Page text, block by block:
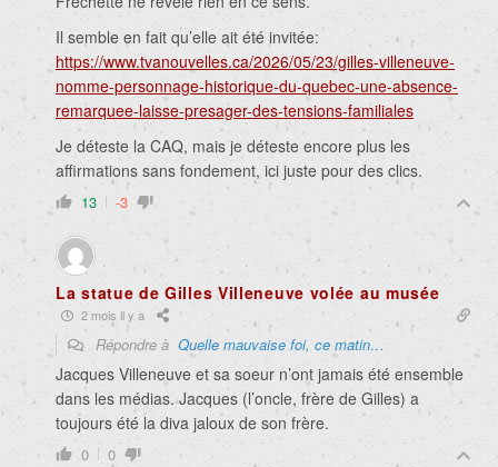
Il semble en fait qu’elle ait été invitée:
https://www.tvanouvelles.ca/2026/05/23/gilles-villeneuve-
nomme-personnage-historique-du-quebec-une-absence-
remarquee-laisse-presager-des-tensions-familiales
Je déteste la CAQ, mais je déteste encore plus les
affirmations sans fondement, ici juste pour des clics.
13 -3
La statue de Gilles Villeneuve volée au musée
2 mois il y a
Répondre à Quelle mauvaise foi, ce matin…
Jacques Villeneuve et sa soeur n’ont jamais été ensemble
dans les médias. Jacques (l’oncle, frère de Gilles) a
toujours été la diva jaloux de son frère.
0 0